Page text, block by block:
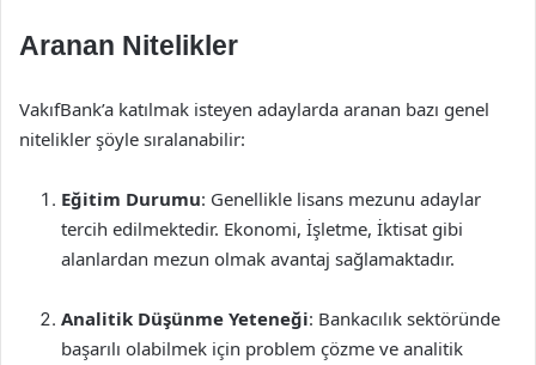
Aranan Nitelikler
VakıfBank’a katılmak isteyen adaylarda aranan bazı genel
nitelikler şöyle sıralanabilir:
Eğitim Durumu: Genellikle lisans mezunu adaylar
tercih edilmektedir. Ekonomi, İşletme, İktisat gibi
alanlardan mezun olmak avantaj sağlamaktadır.
Analitik Düşünme Yeteneği: Bankacılık sektöründe
başarılı olabilmek için problem çözme ve analitik